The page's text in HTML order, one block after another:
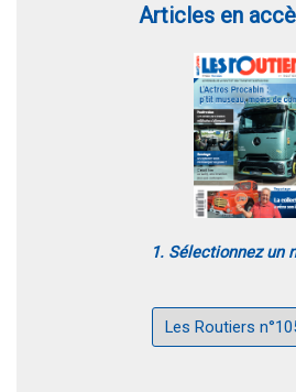
Articles en
1. Sélectionnez un